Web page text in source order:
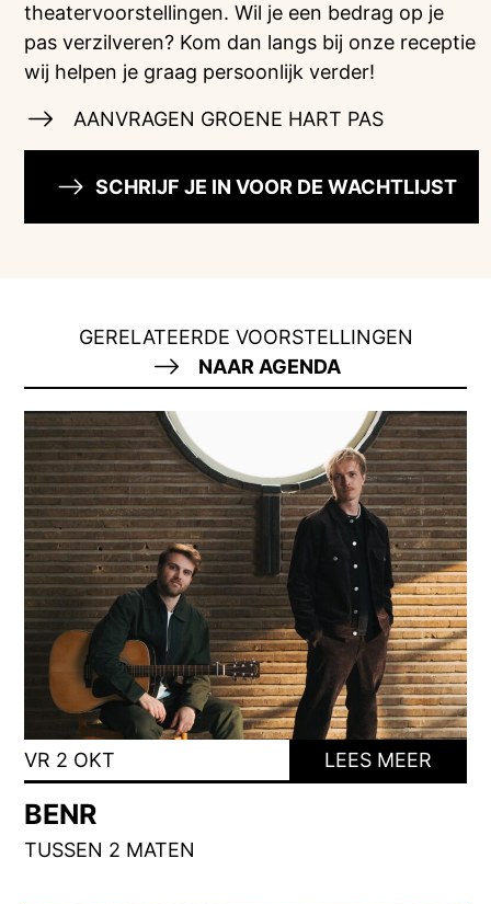
theatervoorstellingen. Wil je een bedrag op je
pas verzilveren? Kom dan langs bij onze receptie
wij helpen je graag persoonlijk verder!
AANVRAGEN GROENE HART PAS
SCHRIJF JE IN VOOR DE WACHTLIJST
GERELATEERDE VOORSTELLINGEN
NAAR AGENDA
VR 2 OKT LEES MEER
BENR
TUSSEN 2 MATEN